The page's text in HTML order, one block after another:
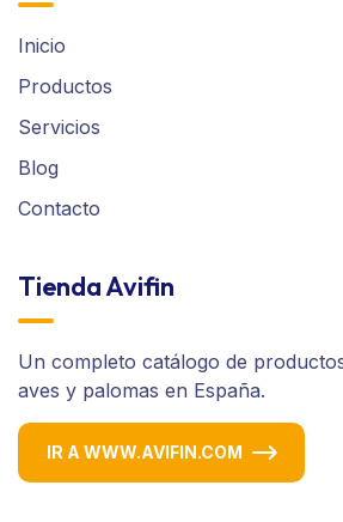
Inicio
Productos
Servicios
Blog
Contacto
Tienda Avifin
Un completo catálogo de
aves y palomas en España.
IR A WWW.AVIFIN.COM